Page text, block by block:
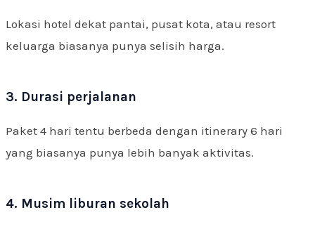
Lokasi hotel dekat pantai, pusat kota, atau resort
keluarga biasanya punya selisih harga.
3. Durasi perjalanan
Paket 4 hari tentu berbeda dengan itinerary 6 hari
yang biasanya punya lebih banyak aktivitas.
4. Musim liburan sekolah